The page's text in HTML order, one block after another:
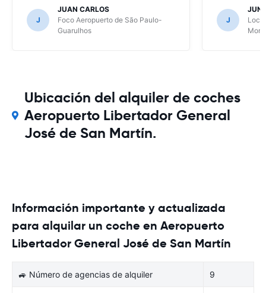
J
JUAN CARLOS
Foco Aeropuerto de São Paulo-
Guarulhos
J
JUNE
Ubicación del alquiler de coches
Aeropuerto Libertador General
José de San Martín.
Información importante y actualizada
para alquilar un coche en Aeropuerto
Libertador General José de San Martín
🚙 Número de agencias de alquiler 9